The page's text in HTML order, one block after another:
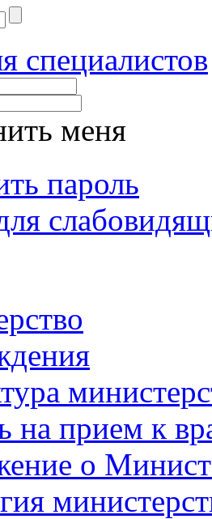
специалистов
меня
пароль
на прием к
о